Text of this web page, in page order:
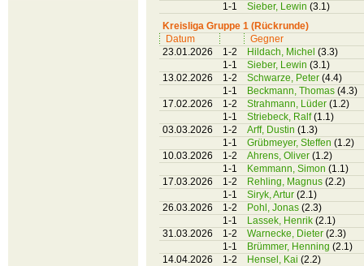
1-1
Sieber, Lewin (3.1)
Kreisliga Gruppe 1 (Rückrunde)
Datum
Gegner
23.01.2026
1-2 Hildach, Michel (3.3)
1-1
Sieber, Lewin (3.1)
13.02.2026
1-2 Schwarze, Peter (4.4)
1-1
Beckmann, Thomas (4.3)
17.02.2026
1-2 Strahmann, Lüder (1.2)
1-1
Striebeck, Ralf(1.1)
03.03.2026
1-2 Arff, Dustin (1.3)
1-1
Grübmeyer, Steffen (1.2)
10.03.2026
1-2 Ahrens, Oliver (1.2)
1-1
Kemmann, Simon (1.1)
17.03.2026
1-2 Rehling, Magnus (2.2)
1-1
Siryk, Artur (2.1)
26.03.2026
1-2 Pohl, Jonas (2.3)
1-1
Lassek, Henrik (2.1)
31.03.2026
1-2 Warnecke, Dieter (2.3)
1-1
Brümmer, Henning (2.1)
14.04.2026
1-2 Hensel, Kai (2.2)